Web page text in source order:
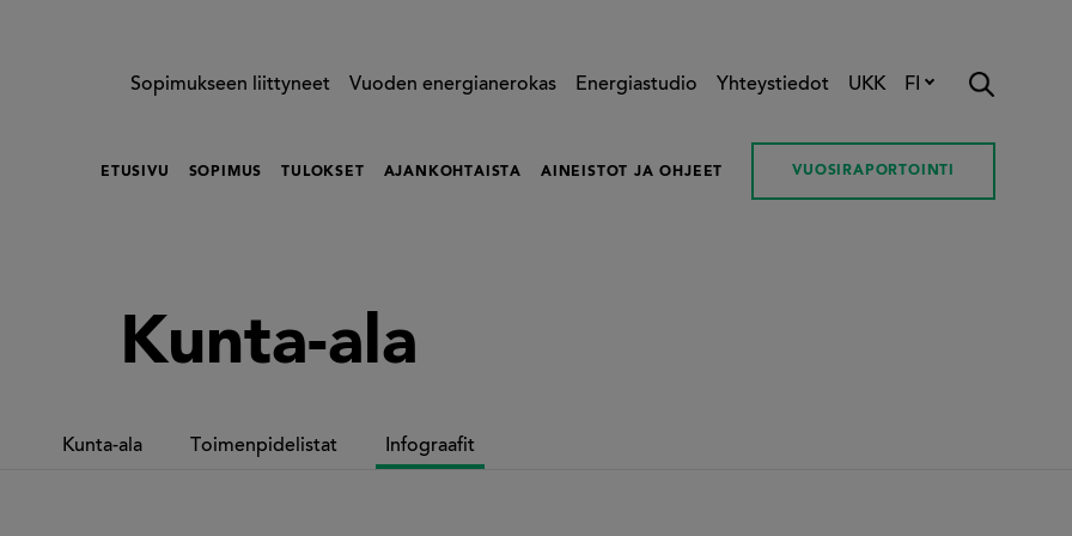
Sopimukseen liittyneet Vuoden energianerokas Energiastudio Yhteystiedot UKK FI
ETUSIVU SOPIMUS TULOKSET AJANKOHTAISTA AINEISTOT JA OHJEET VUOSIRAPORTOINTI
Kunta-ala
Kunta-ala Toimenpidelistat Infograafit